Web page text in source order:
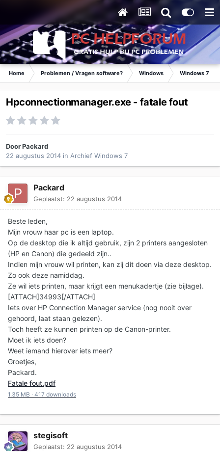
Home Problemen / Vragen software? Windows Windows 7
Hpconnectionmanager.exe - fatale fout
DoorPackard
22 augustus 2014 in Archief Windows 7
Packard
Geplaatst: 22 augustus 2014
Beste leden,
Mijn vrouw haar pc is een laptop.
Op de desktop die ik altijd gebruik, zijn 2 printers aangesloten
(HP en Canon) die gedeeld zijn..
Indien mijn vrouw wil printen, kan zij dit doen via deze desktop.
Zo ook deze namiddag.
Ze wil iets printen, maar krijgt een menukadertje (zie bijlage).
[ATTACH]34993[/ATTACH]
Iets over HP Connection Manager service (nog nooit over
gehoord, laat staan gelezen).
Toch heeft ze kunnen printen op de Canon-printer.
Moet ik iets doen?
Weet iemand hierover iets meer?
Groetjes,
Packard.
Fatale fout.pdf
1.35 MB · 417 downloads
stegisoft
Geplaatst: 22 augustus 2014